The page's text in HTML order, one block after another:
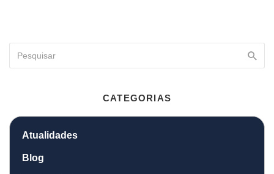
CATEGORIAS
Atualidades
Blog